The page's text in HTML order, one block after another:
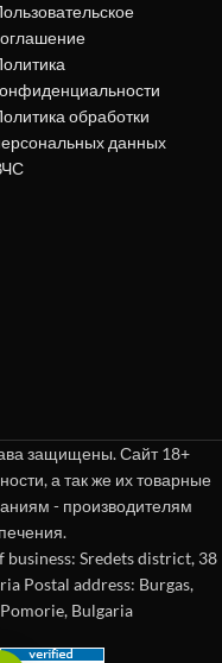
обработки
данных
защищены. Сайт 18+
а так же их товарные
- производителям
Sredets district, 38
Postal address: Burgas,
Bulgaria